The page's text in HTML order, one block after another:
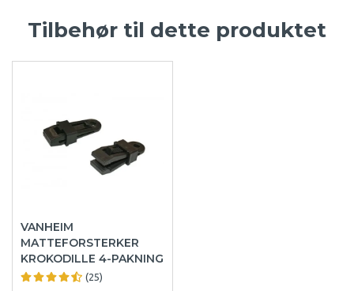
Tilbehør til dette produktet
VANHEIM
MATTEFORSTERKER
KROKODILLE 4-PAKNING
(25)